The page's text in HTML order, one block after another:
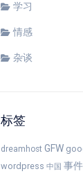
学习
情感
杂谈
标签
dreamhost GFW
wordpress 中国 事件